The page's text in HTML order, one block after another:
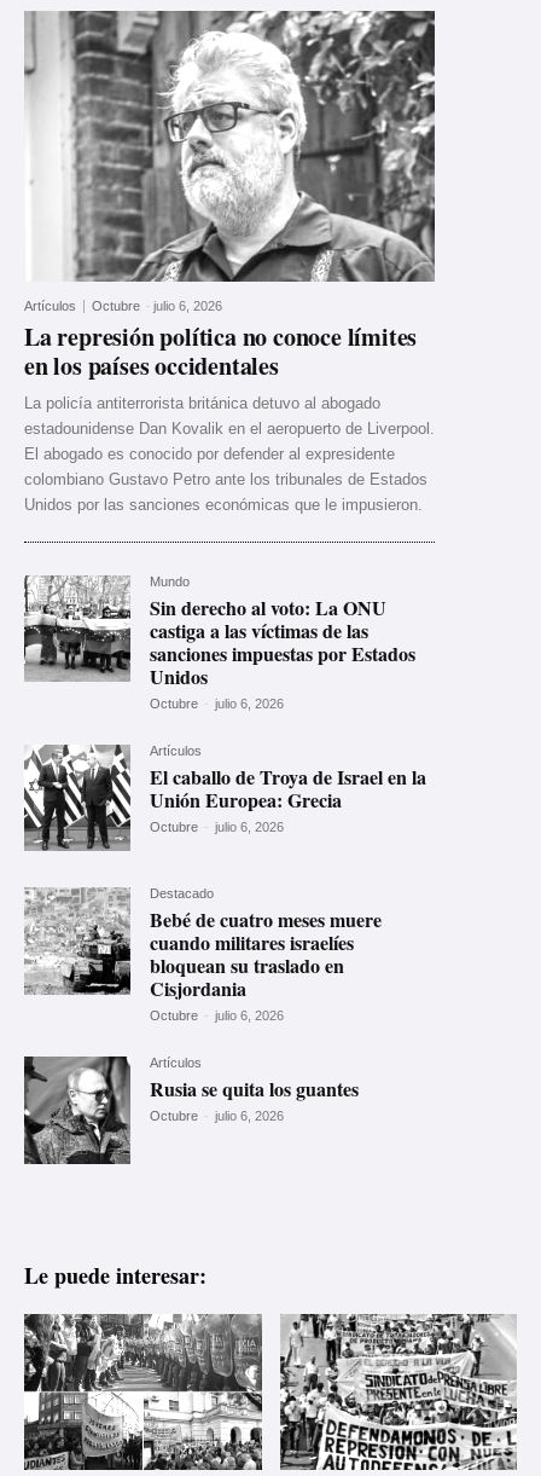
Artículos Octubre - julio 6, 2026
La represión política no conoce límites
en los países occidentales
La policía antiterrorista británica detuvo al abogado
estadounidense Dan Kovalik en el aeropuerto de Liverpool.
El abogado es conocido por defender al expresidente
colombiano Gustavo Petro ante los tribunales de Estados
Unidos por las sanciones económicas que le impusieron.
Mundo
Sin derecho al voto: La ONU
castiga a las víctimas de las
sanciones impuestas por Estados
Unidos
Octubre - julio 6, 2026
Artículos
El caballo de Troya de Israel en la
Unión Europea: Grecia
Octubre - julio 6, 2026
Destacado
Bebé de cuatro meses muere
cuando militares israelíes
bloquean su traslado en
Cisjordania
Octubre - julio 6, 2026
Artículos
Rusia se quita los guantes
Octubre - julio 6, 2026
Le puede interesar: